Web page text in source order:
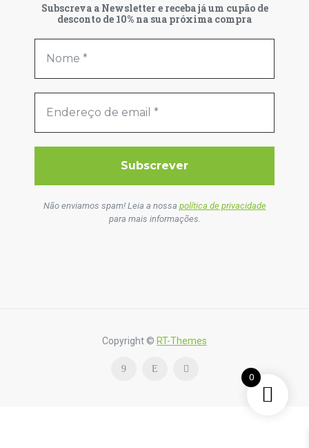
Subscreva a Newsletter e receba já um cupão de
desconto de 10% na sua próxima compra
Não enviamos spam! Leia a nossa política de privacidade
para mais informações.
Copyright © RT-Themes
0